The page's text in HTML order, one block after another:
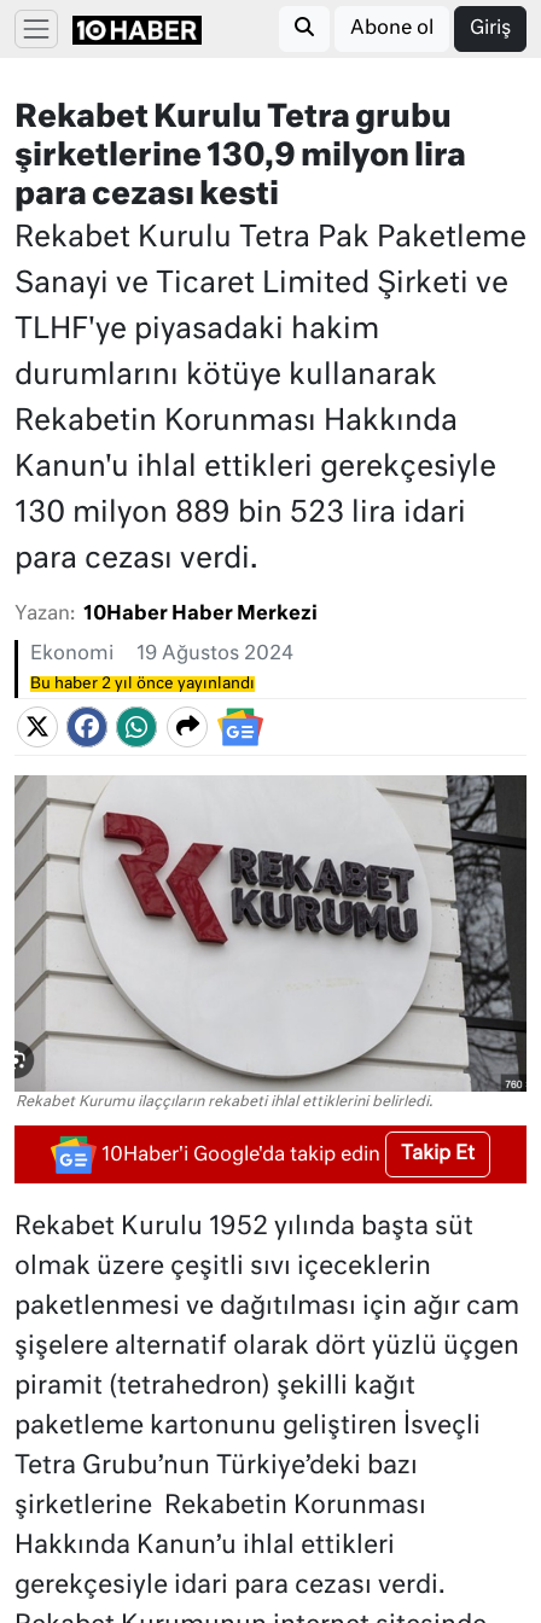
Abone ol Giriş
Rekabet Kurulu Tetra grubu
şirketlerine 130,9 milyon lira
para cezası kesti
Rekabet Kurulu Tetra Pak Paketleme
Sanayi ve Ticaret Limited Şirketi ve
TLHF'ye piyasadaki hakim
durumlarını kötüye kullanarak
Rekabetin Korunması Hakkında
Kanun'u ihlal ettikleri gerekçesiyle
130 milyon 889 bin 523 lira idari
para cezası verdi.
Yazan: 10Haber Haber Merkezi
Ekonomi 19 Ağustos 2024
Bu haber 2 yıl önce yayınlandı
Rekabet Kurumu ilaççıların rekabeti ihlal ettiklerini belirledi.
10Haber'i Google'da takip edin Takip Et
Rekabet Kurulu 1952 yılında başta süt
olmak üzere çeşitli sıvı içeceklerin
paketlenmesi ve dağıtılması için ağır cam
şişelere alternatif olarak dört yüzlü üçgen
piramit (tetrahedron) şekilli kağıt
paketleme kartonunu geliştiren İsveçli
Tetra Grubu’nun Türkiye’deki bazı
şirketlerine Rekabetin Korunması
Hakkında Kanun’u ihlal ettikleri
gerekçesiyle idari para cezası verdi.